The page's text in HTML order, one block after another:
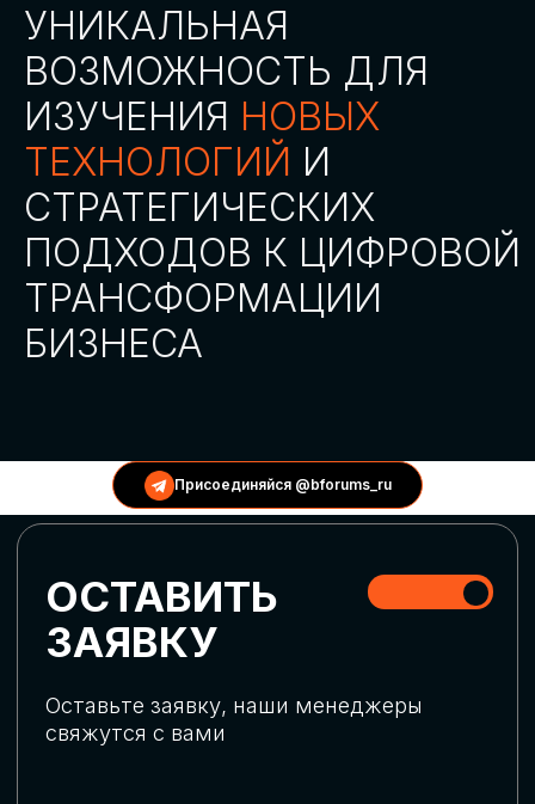
Присоединяйся @bforums_ru
АККРЕДИТАЦИЯ
СМИ
СКАЧАТЬ ПРОГРАММУ
СТАТЬ СПИКЕРОМ
СТАТЬ УЧАСТНИКОМ
ГЛОБАЛЬНАЯ
ЦИФРОВИЗАЦИЯ
актуальных трендов глобальной цифровой
трансформации. Узнаем о новых подходах
массовом использовании ИИ-
инструментов, обеспечении
ИСКУССТВЕННЫЙ